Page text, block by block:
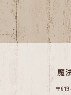
魔
〒